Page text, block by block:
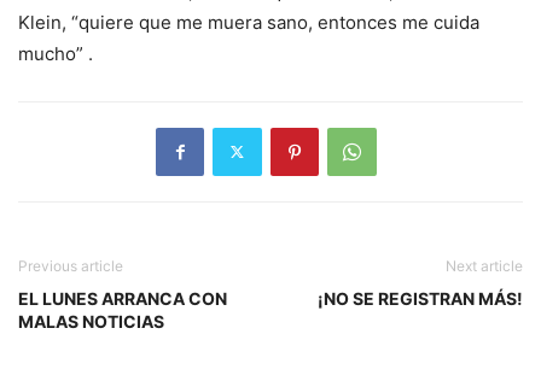
Klein, “quiere que me muera sano, entonces me cuida
mucho” .
Previous article
EL LUNES ARRANCA CON
MALAS NOTICIAS
Next article
¡NO SE REGISTRAN MÁS!